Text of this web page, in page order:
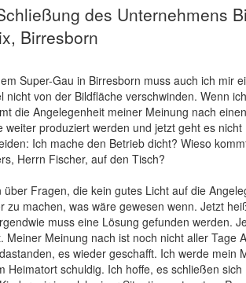
des Unternehmens
Birresborn
Super-Gau in Birresborn muss auch ich mir
nicht von der Bildfläche verschwinden. Wenn
die Angelegenheit meiner Meinung nach
weiter produziert werden und jetzt geht es
Ich mache den Betrieb dicht? Wieso
Herrn Fischer, auf den Tisch?
über Fragen, die kein gutes Licht auf die
zu machen, was wäre gewesen wenn. Jetzt
muss eine Lösung gefunden werden.
Meiner Meinung nach ist noch nicht aller Tage
es wieder geschafft. Ich werde mein
Heimatort schuldig. Ich hoffe, es schließen